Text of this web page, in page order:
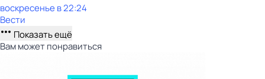
воскресенье в22:24
Вести
Показать ещё
Вам может понравиться